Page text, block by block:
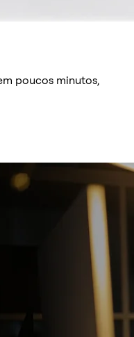
poucos minutos,